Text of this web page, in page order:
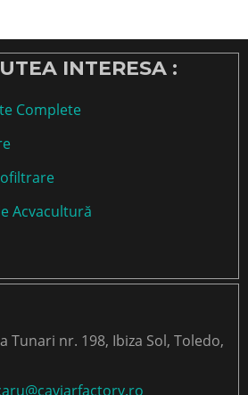
INTERESA :
Complete
Acvacultură
Tunari nr. 198, Ibiza Sol, Toledo,